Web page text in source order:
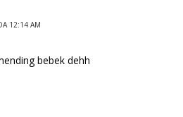
12:14 AM
bebek dehh